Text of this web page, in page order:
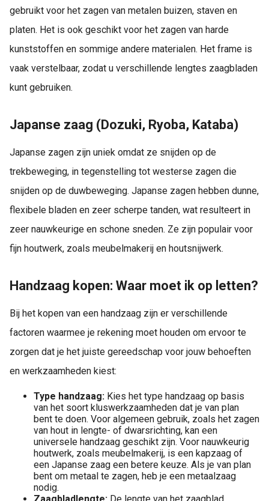
gebruikt voor het zagen van metalen buizen, staven en
platen. Het is ook geschikt voor het zagen van harde
kunststoffen en sommige andere materialen. Het frame is
vaak verstelbaar, zodat u verschillende lengtes zaagbladen
kunt gebruiken.
Japanse zaag (Dozuki, Ryoba, Kataba)
Japanse zagen zijn uniek omdat ze snijden op de
trekbeweging, in tegenstelling tot westerse zagen die
snijden op de duwbeweging. Japanse zagen hebben dunne,
flexibele bladen en zeer scherpe tanden, wat resulteert in
zeer nauwkeurige en schone sneden. Ze zijn populair voor
fijn houtwerk, zoals meubelmakerij en houtsnijwerk.
Handzaag kopen: Waar moet ik op letten?
Bij het kopen van een handzaag zijn er verschillende
factoren waarmee je rekening moet houden om ervoor te
zorgen dat je het juiste gereedschap voor jouw behoeften
en werkzaamheden kiest:
Type handzaag: Kies het type handzaag op basis
van het soort kluswerkzaamheden dat je van plan
bent te doen. Voor algemeen gebruik, zoals het zagen
van hout in lengte- of dwarsrichting, kan een
universele handzaag geschikt zijn. Voor nauwkeurig
houtwerk, zoals meubelmakerij, is een kapzaag of
een Japanse zaag een betere keuze. Als je van plan
bent om metaal te zagen, heb je een metaalzaag
nodig.